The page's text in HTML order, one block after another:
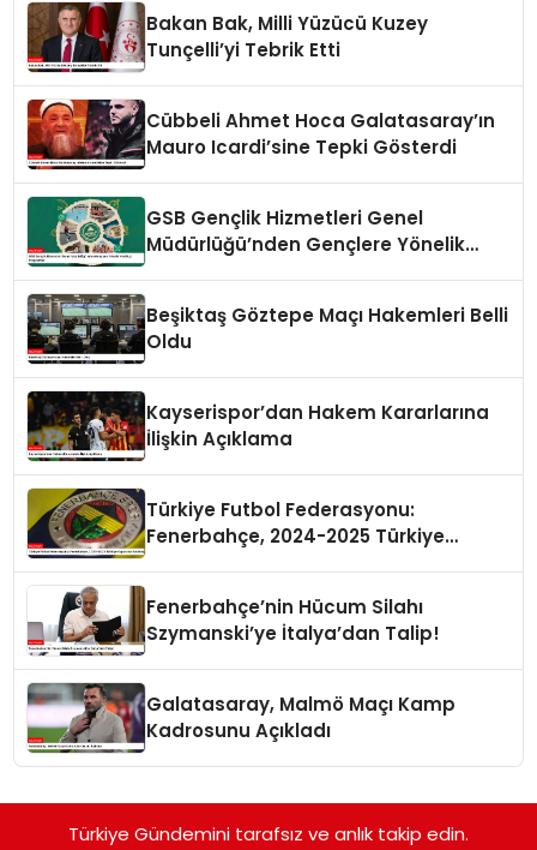
Bakan Bak, Milli Yüzücü Kuzey
Tunçelli’yi Tebrik Etti
Cübbeli Ahmet Hoca Galatasaray’ın
Mauro Icardi’sine Tepki Gösterdi
GSB Gençlik Hizmetleri Genel
Müdürlüğü’nden Gençlere Yönelik
Beşiktaş Göztepe Maçı Hakemleri Belli
Oldu
Kayserispor’dan Hakem Kararlarına
İlişkin Açıklama
Türkiye Futbol Federasyonu:
Fenerbahçe, 2024-2025 Türkiye
Fenerbahçe’nin Hücum Silahı
Szymanski’ye İtalya’dan Talip!
Galatasaray, Malmö Maçı Kamp
Kadrosunu Açıkladı
Türkiye Gündemini tarafsız ve anlık takip edin.